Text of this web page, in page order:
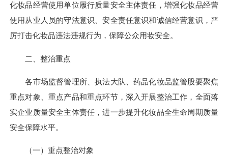
化妆品经营使用单位履行质量安全主体责任，增强化妆品经营
使用从业人员的守法意识、安全责任意识和诚信经营意识，严
厉打击化妆品违法违规行为，保障公众用妆安全。
二、整治重点
各市场监督管理所、执法大队、药品化妆品监管股要聚焦
重点对象、重点产品和重点环节，深入开展整治工作，全面落
实企业质量安全主体责任，进一步提升化妆品全生命周期质量
安全保障水平。
（一）重点整治对象